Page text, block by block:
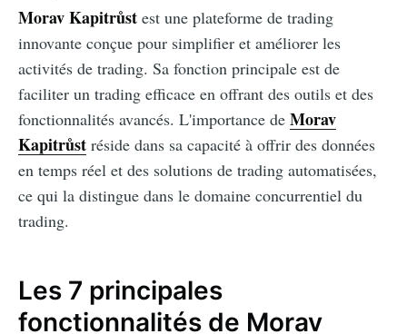
Morav Kapitrůst est une plateforme de trading
innovante conçue pour simplifier et améliorer les
activités de trading. Sa fonction principale est de
faciliter un trading efficace en offrant des outils et des
fonctionnalités avancés. L'importance de Morav
Kapitrůst réside dans sa capacité à offrir des données
en temps réel et des solutions de trading automatisées,
ce qui la distingue dans le domaine concurrentiel du
trading.
Les 7 principales
fonctionnalités de Morav